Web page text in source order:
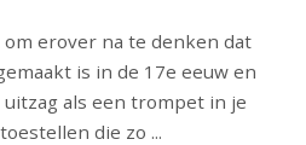
erover na te denken dat
is in de 17e eeuw en
als een trompet in je
die zo ...